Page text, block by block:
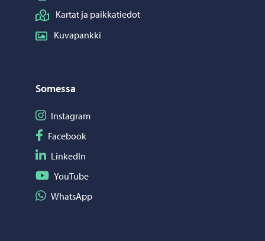
Kartat ja paikkatiedot
Kuvapankki
Somessa
Seuraa Instagram
Instagram
Seuraa Facebook
Facebook
Seuraa LinkedIn
LinkedIn
Seuraa YouTube
YouTube
Jaa WhatsApp
WhatsApp